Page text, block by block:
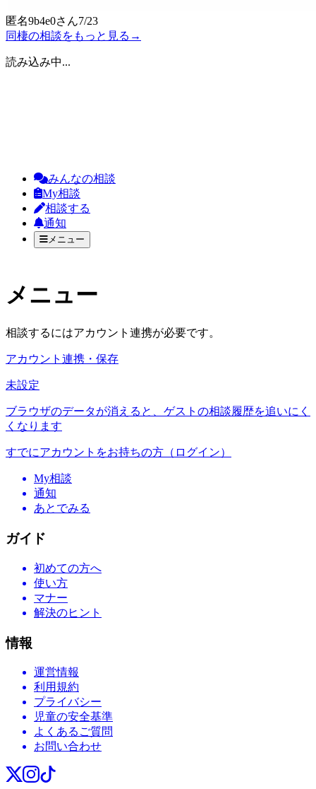
匿名9b4e0さん7/23
同棲の相談をもっと見る →
読み込み中...
みんなの相談
My相談
相談する
通知
メニュー
メニュー
相談するにはアカウント連携が必要です。
アカウント連携・保存
未設定
ブラウザのデータが消えると、ゲストの相談履歴を追いにく
くなります
すでにアカウントをお持ちの方（ログイン）
My相談
通知
あとでみる
ガイド
初めての方へ
使い方
マナー
解決のヒント
情報
運営情報
利用規約
プライバシー
児童の安全基準
よくあるご質問
お問い合わせ